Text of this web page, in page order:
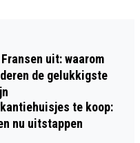
uit: waarom
de gelukkigste
te koop:
nu uitstappen